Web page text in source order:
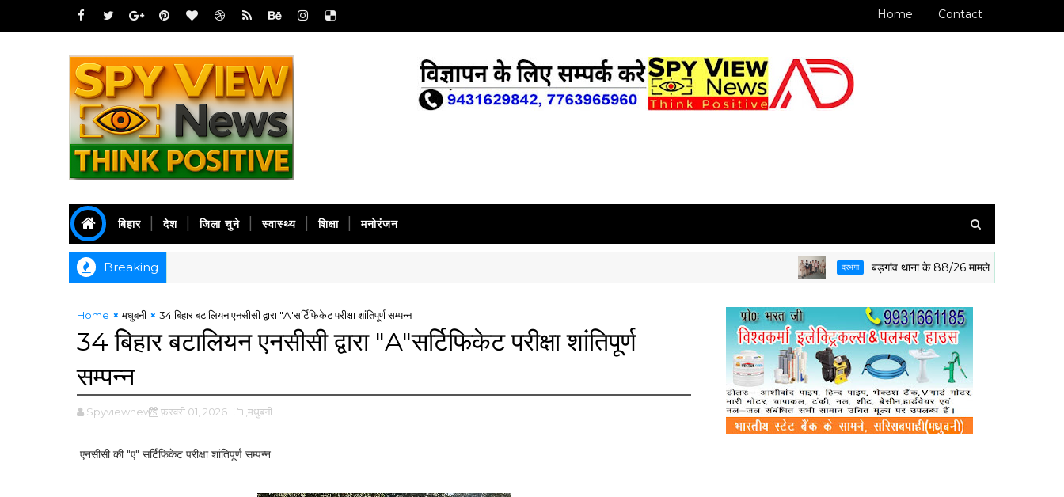
Home Contact
बिहार देश जिला चुने स्वास्थ्य शिक्षा मनोरंजन
Breaking दरभंगा बड़गांव थाना के 88/26 मामले के आरोपी पुलिस गिरफ्त में
Home मधुबनी 34 बिहार बटालियन एनसीसी द्वारा "A"सर्टिफिकेट परीक्षा शांतिपूर्ण सम्पन्न
34 बिहार बटालियन एनसीसी द्वारा "A"सर्टिफिकेट परीक्षा शांतिपूर्ण
सम्पन्न
Spyviewnews फ़रवरी 01, 2026 ,मधुबनी
एनसीसी की "ए" सर्टिफिकेट परीक्षा शांतिपूर्ण सम्पन्न